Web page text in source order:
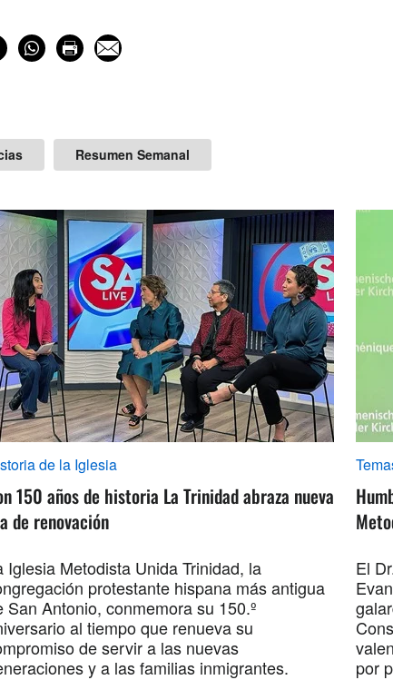
Resumen Semanal
de la Iglesia
150 años de historia La Trinidad abraza nueva
de renovación
Iglesia Metodista Unida Trinidad, la
protestante hispana más antigua
San Antonio, conmemora su 150.º
al tiempo que renueva su
de servir a las nuevas
y a las familias inmigrantes.
El
por